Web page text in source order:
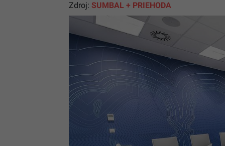
Zdroj: SUMBAL + PRIEHODA